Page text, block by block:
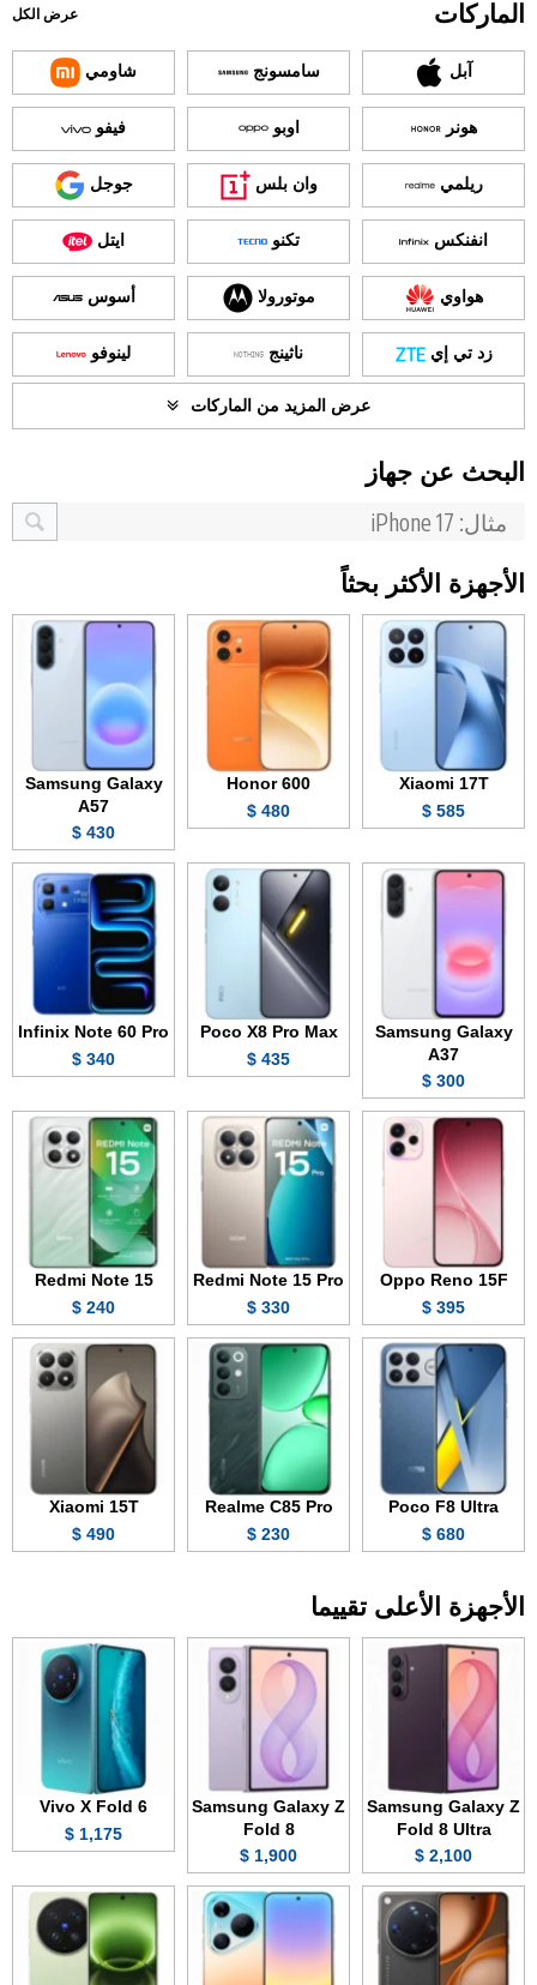
الماركات عرض الكل
آبل سامسونج شاومي
هونر اوبو فيفو
ريلمي وان بلس جوجل
انفنكس تكنو ايتل
هواوي موتورولا أسوس
زد تي إي ناثينج لينوفو
عرض المزيد من الماركات
البحث عن جهاز
الأجهزة الأكثر بحثاً
Xiaomi 17T
585 $
Honor 600
480 $
Samsung Galaxy
A57
430 $
Samsung Galaxy
A37
300 $
Poco X8 Pro Max
435 $
Infinix Note 60 Pro
340 $
Oppo Reno 15F
395 $
Redmi Note 15 Pro
330 $
Redmi Note 15
240 $
Poco F8 Ultra
680 $
Realme C85 Pro
230 $
Xiaomi 15T
490 $
الأجهزة الأعلى تقييما
Samsung Galaxy Z
Fold 8 Ultra
2,100 $
Samsung Galaxy Z
Fold 8
1,900 $
Vivo X Fold 6
1,175 $